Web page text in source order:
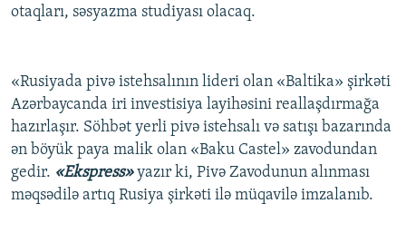
otaqları, səsyazma studiyası olacaq.
«Rusiyada pivə istehsalının lideri olan «Baltika» şirkəti
Azərbaycanda iri investisiya layihəsini reallaşdırmağa
hazırlaşır. Söhbət yerli pivə istehsalı və satışı bazarında
ən böyük paya malik olan «Baku Castel» zavodundan
gedir. «Ekspress»yazır ki, Pivə Zavodunun alınması
məqsədilə artıq Rusiya şirkəti ilə müqavilə imzalanıb.